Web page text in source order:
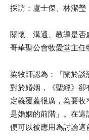
採訪：盧士傑、林潔瑩
關懷、溝通、教導是否
哥華聖公會牧愛堂主任
梁牧師認為：『關於談
對於婚姻，《聖經》
定義覆蓋很廣，為要
是婚姻的前階」。在這
便可以被應用為討論這